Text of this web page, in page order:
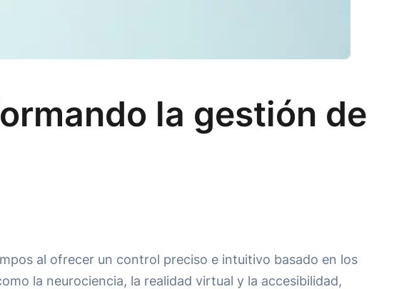
la gestión de
al ofrecer un control preciso e intuitivo basado en los
la neurociencia, la realidad virtual y la accesibilidad,